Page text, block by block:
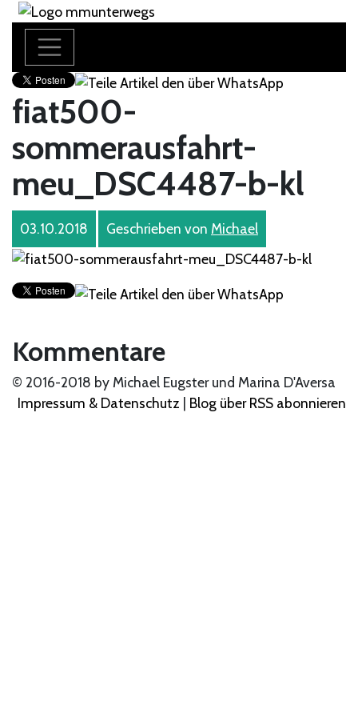
fiat500-
sommerausfahrt-
meu_DSC4487-b-kl
03.10.2018 Geschrieben von Michael
Kommentare
© 2016-2018 by Michael Eugster und Marina D'Aversa
Impressum & Datenschutz | Blog über RSS abonnieren